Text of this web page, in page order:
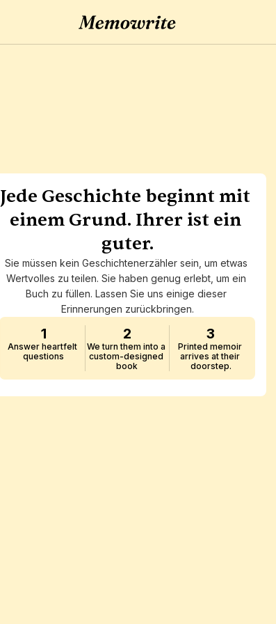
Jede Geschichte beginnt mit
einem Grund. Ihrer ist ein
guter.
Sie müssen kein Geschichtenerzähler sein, um etwas
Wertvolles zu teilen. Sie haben genug erlebt, um ein
Buch zu füllen. Lassen Sie uns einige dieser
Erinnerungen zurückbringen.
1
Answer heartfelt
questions
2
We turn them into a
custom-designed
book
3
Printed memoir
arrives at their
doorstep.